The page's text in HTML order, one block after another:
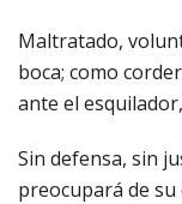
Maltratado,
boca; como
ante el
Sin defensa, sin
preocupará de su